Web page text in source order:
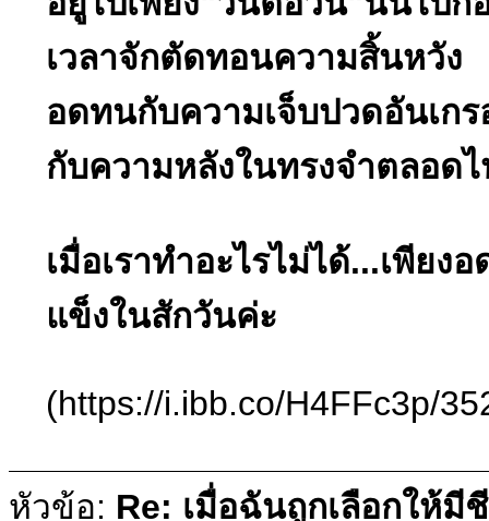
เวลาจักตัดทอนความสิ้นหวัง
อดทนกับความเจ็บปวดอันเกร
กับความหลังในทรงจำตลอดไ
เมื่อเราทำอะไรไม่ได้...เพีย
แข็งในสักวันค่ะ
(https://i.ibb.co/H4FFc3p/
หัวข้อ: Re: เมื่อฉันถูกเลือกให้มี